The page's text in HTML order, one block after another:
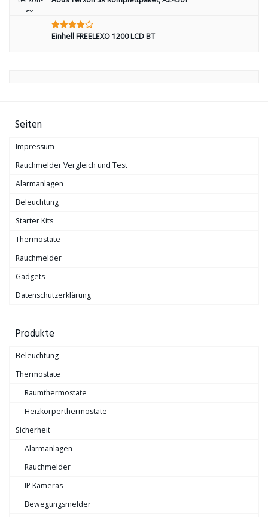
Einhell FREELEXO 1200 LCD BT
Seiten
Impressum
Rauchmelder Vergleich und Test
Alarmanlagen
Beleuchtung
Starter Kits
Thermostate
Rauchmelder
Gadgets
Datenschutzerklärung
Produkte
Beleuchtung
Thermostate
Raumthermostate
Heizkörperthermostate
Sicherheit
Alarmanlagen
Rauchmelder
IP Kameras
Bewegungsmelder